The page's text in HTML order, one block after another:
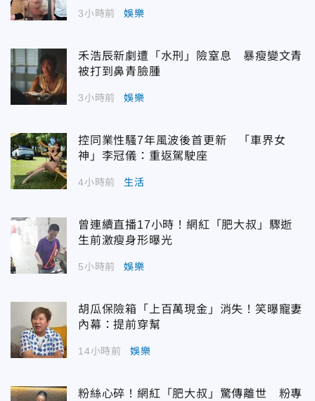
3小時前 娛樂
禾浩辰新劇遭「水刑」險窒息 暴瘦變文青
被打到鼻青臉腫
3小時前 娛樂
控同業性騷7年風波後首更新 「車界女
神」李冠儀：重返駕駛座
4小時前 生活
曾連續直播17小時！網紅「肥大叔」驟逝
生前激瘦身形曝光
5小時前 娛樂
胡瓜保險箱「上百萬現金」消失！笑曝寵妻
內幕：提前穿幫
14小時前 娛樂
粉絲心碎！網紅「肥大叔」驚傳離世 粉專